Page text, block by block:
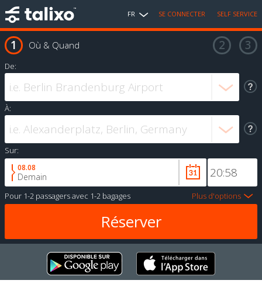
FR SE CONNECTER SELF SERVICE
Où & Quand
De:
À:
Sur:
08.08
Demain
Pour 1-2 passagersavec 1-2 bagages Plus d'options